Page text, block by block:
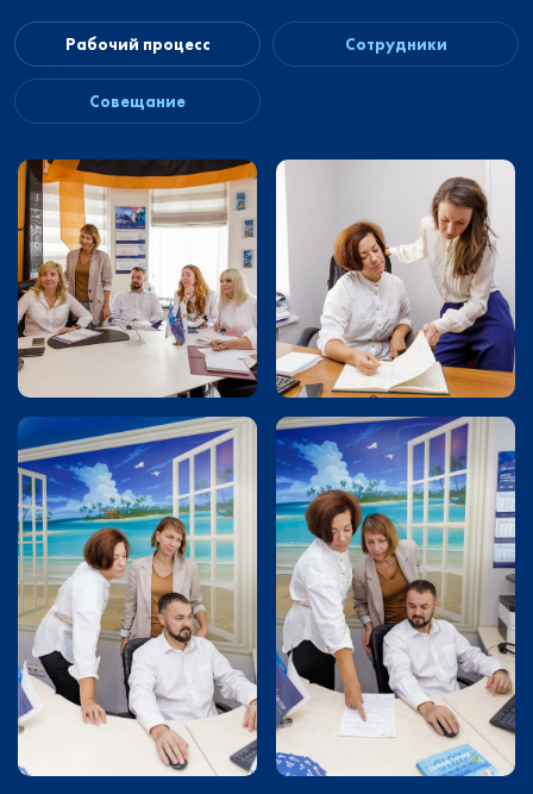
Рабочий процесс Сотрудники
Совещание